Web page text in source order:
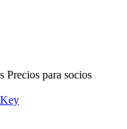
Precios para socios